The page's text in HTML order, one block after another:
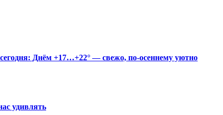
Днём +17…+22° — свежо, по-осеннему уютно
удивлять